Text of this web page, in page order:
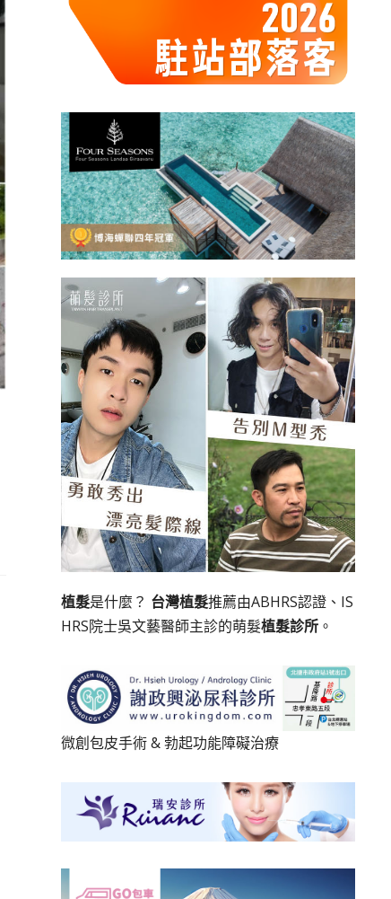
植髮是什麼？ 台灣植髮推薦由ABHRS認證、IS
HRS院士吳文藝醫師主診的萌髮植髮診所。
微創包皮手術&勃起功能障礙治療